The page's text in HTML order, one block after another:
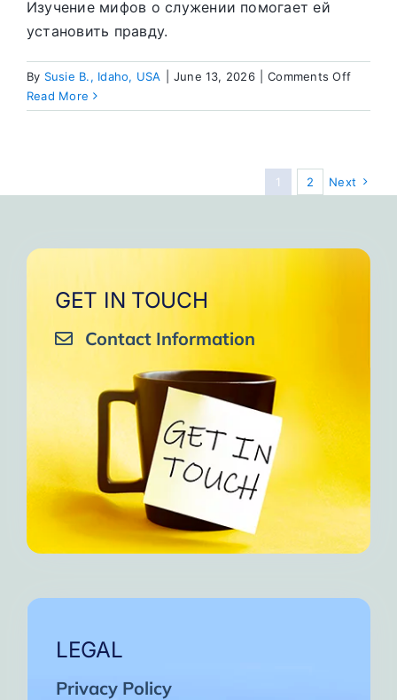
Изучение мифов о служении помогает ей
установить правду.
By Susie B., Idaho, USA June 13, 2026 Comments Offon
о
мужчин
Read More
1 2 Next
GET IN TOUCH
Contact Information
LEGAL
Privacy Policy